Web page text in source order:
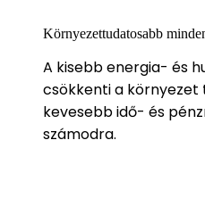
Környezettudatosabb
A kisebb energia- és
csökkenti a környezet
kevesebb idő- és
számodra.